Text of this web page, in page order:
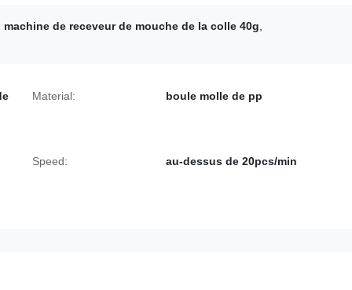
machine de receveur de mouche de la colle 40g
Material: boule molle de pp
Speed: au-dessus de 20pcs/min